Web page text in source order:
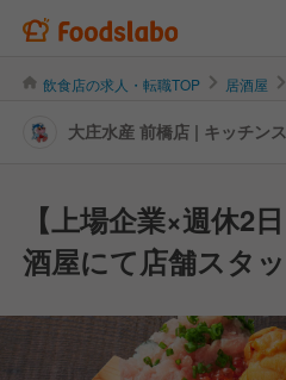
飲食店の求人・転職TOP 居酒屋
大庄水産 前橋店 | キッ
【上場企業×週休2
酒屋にて店舗スタ